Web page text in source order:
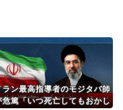
ラン最高指導者のモジタバ師
危篤「いつ死亡してもおかし